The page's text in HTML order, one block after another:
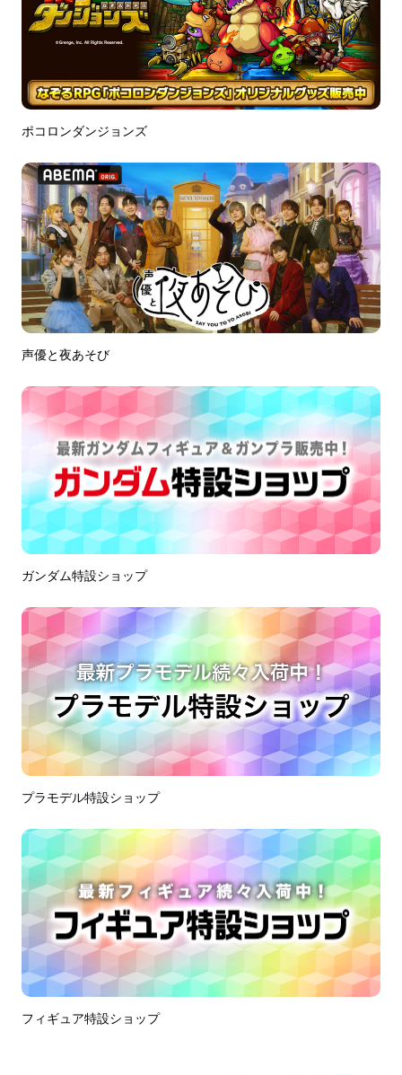
ポコロンダンジョンズ
声優と夜あそび
ガンダム特設ショップ
プラモデル特設ショップ
フィギュア特設ショップ